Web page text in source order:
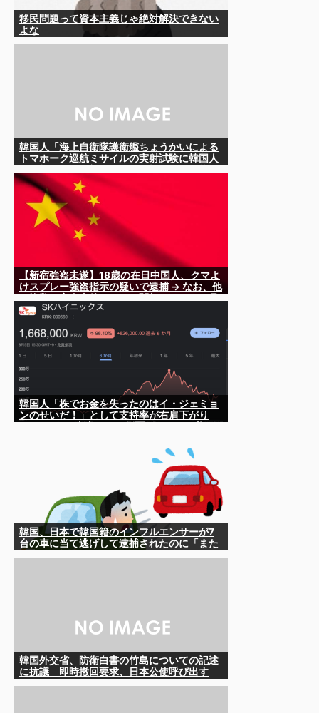
移民問題って資本主義じゃ絶対解決できない
よな
韓国人「海上自衛隊護衛艦ちょうかいによる
トマホーク巡航ミサイルの実射試験に韓国人
備‥」
【新宿強盗未遂】18歳の在日中国人、クマよ
けスプレー強盗指示の疑いで逮捕 → なお、他
られる ………
韓国人「株でお金を失ったのはイ・ジェミョ
ンのせいだ！」として支持率が右肩下がり
韓国、日本で韓国籍のインフルエンサーが7
台の車に当て逃げして逮捕されたのに「また
韓国外交省、防衛白書の竹島についての記述
に抗議 即時撤回要求、日本公使呼び出す